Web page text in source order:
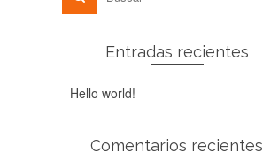
Entradas recientes
Hello world!
Comentarios recientes